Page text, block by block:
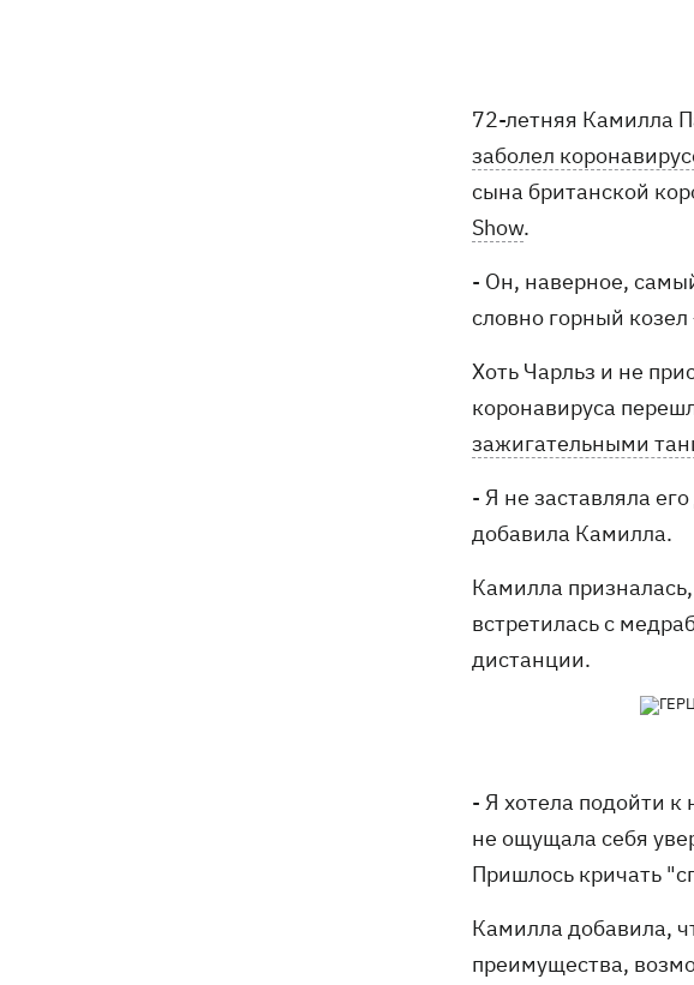
72-летняя Камилла
заболел
сына британской
Show.
- Он, наверное,
словно горный
Хоть Чарльз и не
коронавируса
зажигательными
- Я не заставляла
добавила Камилла.
Камилла
встретилась с
дистанции.
- Я хотела подойти
не ощущала себя
Пришлось кричать
Камилла добавила,
преимущества,